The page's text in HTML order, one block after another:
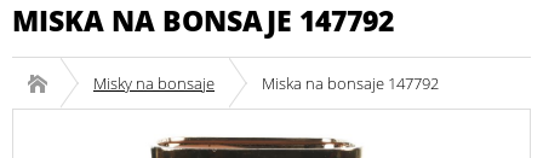
MISKA NA BONSAJE 147792
Misky na bonsaje Miska na bonsaje 147792